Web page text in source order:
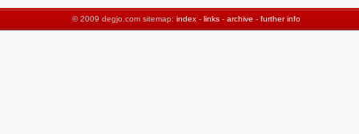
© 2009 degjo.com sitemap: index - links - archive - further info